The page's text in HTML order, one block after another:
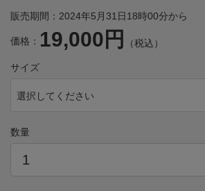
販売期間：2024年5月31日18時00分から
価格： 19,000円 （税込）
サイズ
選択してください
数量